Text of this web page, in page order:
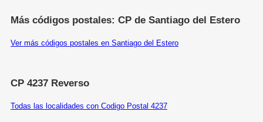
Más códigos postales: CP de Santiago del Estero
Ver más códigos postales en Santiago del Estero
CP 4237 Reverso
Todas las localidades con Codigo Postal 4237